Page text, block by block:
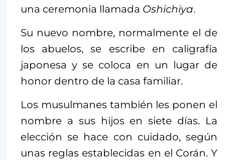
una ceremonia llamada Oshichiya.
Su nuevo nombre, normalmente el de
los abuelos, se escribe en caligrafía
japonesa y se coloca en un lugar de
honor dentro de la casa familiar.
Los musulmanes también les ponen el
nombre a sus hijos en siete días. La
elección se hace con cuidado, según
unas reglas establecidas en el Corán. Y